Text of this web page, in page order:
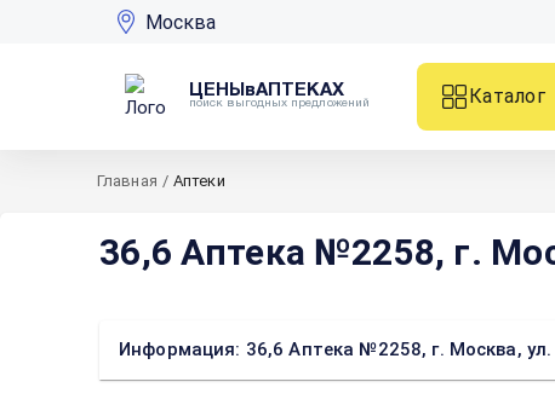
Москва
ЦЕНЫвАПТЕКАХ
поиск выгодных предложений
Каталог
Главная / Аптеки
36,6 Аптека №2258, г.
Информация: 36,6 Аптека №2258, г. Москва,